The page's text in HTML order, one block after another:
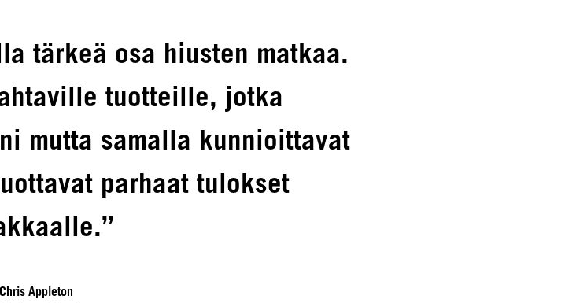
tärkeä osa hiusten matkaa.
tuotteille, jotka
mutta samalla kunnioittavat
parhaat tulokset
Chris Appleton